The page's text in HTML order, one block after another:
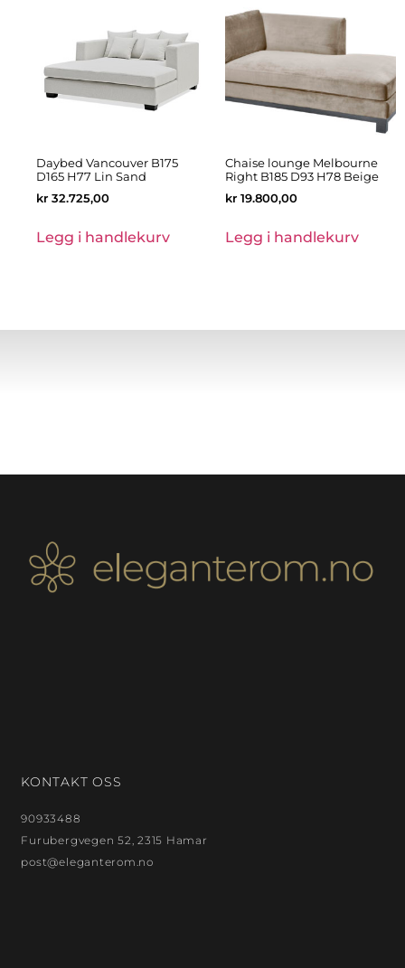
Daybed Vancouver B175
D165 H77 Lin Sand
kr 32.725,00
Legg i handlekurv
Chaise lounge Melbourne
Right B185 D93 H78 Beige
kr 19.800,00
Legg i handlekurv
KONTAKT OSS
90933488
Furubergvegen 52, 2315 Hamar
post@eleganterom.no